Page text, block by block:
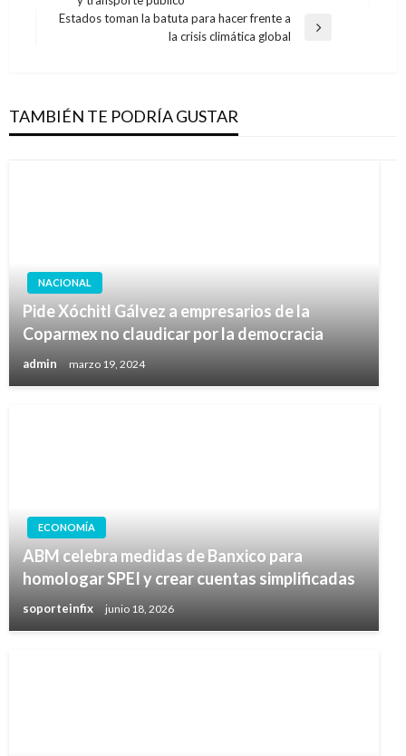
entradas
Estados toman la batuta para hacer frente a
la crisis climática global
TAMBIÉN TE PODRÍA GUSTAR
NACIONAL
Pide Xóchitl Gálvez a empresarios de la
Coparmex no claudicar por la democracia
admin marzo 19, 2024
ECONOMÍA
ABM celebra medidas de Banxico para
homologar SPEI y crear cuentas simplificadas
soporteinfix junio 18, 2026